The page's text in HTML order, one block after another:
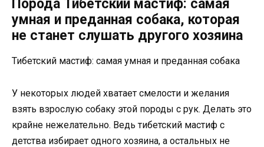
Порода Тибетский мастиф: самая
умная и преданная собака, которая
не станет слушать другого хозяина
Тибетский мастиф: самая умная и преданная собака
У некоторых людей хватает смелости и желания
взять взрослую собаку этой породы с рук. Делать это
крайне нежелательно. Ведь тибетский мастиф с
детства избирает одного хозяина, а остальных не